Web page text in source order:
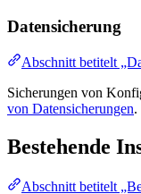
Datensicherung
Abschnitt betitelt
Sicherungen von
von Datensicherungen.
Bestehende
Abschnitt betitelt